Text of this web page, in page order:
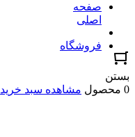
صفحه
اصلی
فروشگاه
بستن
0 محصول
مشاهده سبد خرید